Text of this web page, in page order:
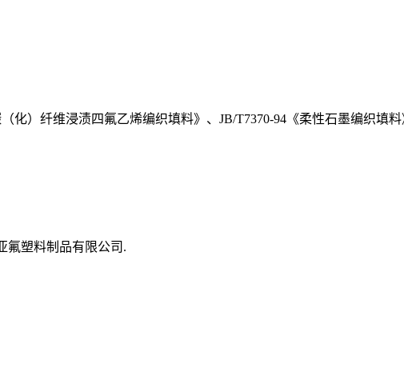
化）纤维浸渍四氟乙烯编织填料》、JB/T7370-94《柔性石墨编织填
氟塑料制品有限公司.